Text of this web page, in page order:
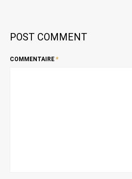
POST COMMENT
COMMENTAIRE *